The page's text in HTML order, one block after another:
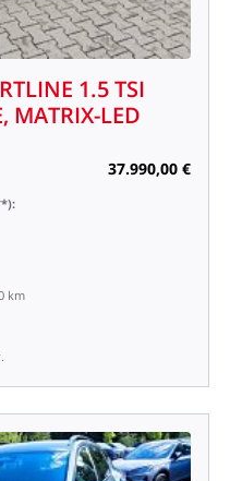
1.5TSI
MATRIX-LED
37.990,00 €
km